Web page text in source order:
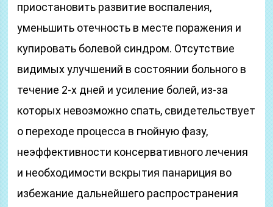
приостановить развитие воспаления,
уменьшить отечность в месте поражения и
купировать болевой синдром. Отсутствие
видимых улучшений в состоянии больного в
течение 2-х дней и усиление болей, из-за
которых невозможно спать, свидетельствует
о переходе процесса в гнойную фазу,
неэффективности консервативного лечения
и необходимости вскрытия панариция во
избежание дальнейшего распространения